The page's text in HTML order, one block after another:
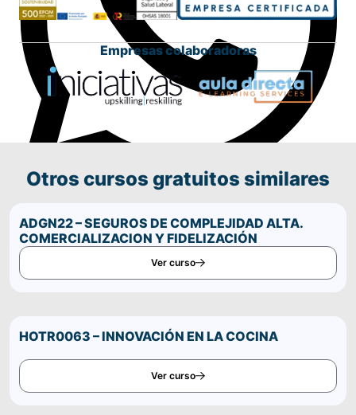
Empresas colaboradoras
Otros cursos gratuitos similares
ADGN22 – SEGUROS DE COMPLEJIDAD ALTA.
COMERCIALIZACION Y FIDELIZACIÓN
Ver curso
HOTR0063 – INNOVACIÓN EN LA COCINA
Ver curso